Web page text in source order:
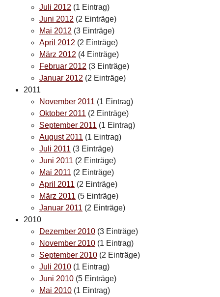
Juli 2012 (1 Eintrag)
Juni 2012 (2 Einträge)
Mai 2012 (3 Einträge)
April 2012 (2 Einträge)
März 2012 (4 Einträge)
Februar 2012 (3 Einträge)
Januar 2012 (2 Einträge)
2011
November 2011 (1 Eintrag)
Oktober 2011 (2 Einträge)
September 2011 (1 Eintrag)
August 2011 (1 Eintrag)
Juli 2011 (3 Einträge)
Juni 2011 (2 Einträge)
Mai 2011 (2 Einträge)
April 2011 (2 Einträge)
März 2011 (5 Einträge)
Januar 2011 (2 Einträge)
2010
Dezember 2010 (3 Einträge)
November 2010 (1 Eintrag)
September 2010 (2 Einträge)
Juli 2010 (1 Eintrag)
Juni 2010 (5 Einträge)
Mai 2010 (1 Eintrag)